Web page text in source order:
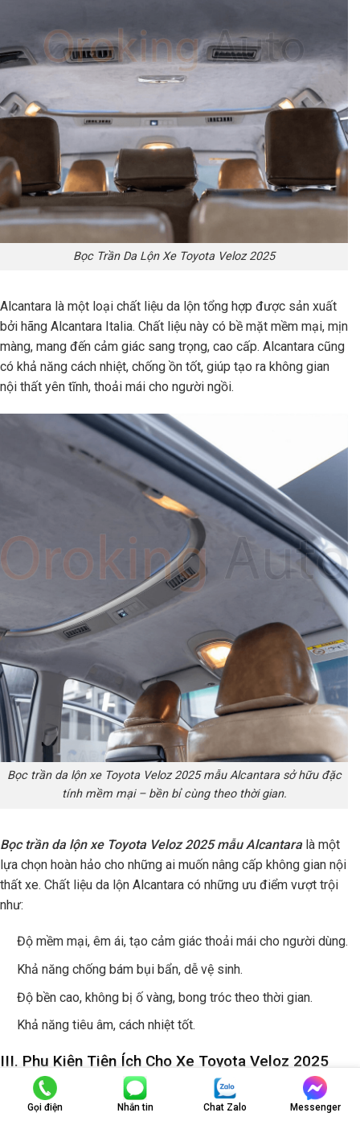
Bọc Trần Da Lộn Xe Toyota Veloz 2025
Alcantara là một loại chất liệu da lộn tổng hợp được sản xuất
bởi hãng Alcantara Italia. Chất liệu này có bề mặt mềm mại, mịn
màng, mang đến cảm giác sang trọng, cao cấp. Alcantara cũng
có khả năng cách nhiệt, chống ồn tốt, giúp tạo ra không gian
nội thất yên tĩnh, thoải mái cho người ngồi.
Bọc trần da lộn xe Toyota Veloz 2025 mẫu Alcantara sở hữu đặc
tính mềm mại – bền bỉ cùng theo thời gian.
Bọc trần da lộn xe Toyota Veloz 2025 mẫu Alcantaralà một
lựa chọn hoàn hảo cho những ai muốn nâng cấp không gian nội
thất xe. Chất liệu da lộn Alcantara có những ưu điểm vượt trội
như:
Độ mềm mại, êm ái, tạo cảm giác thoải mái cho người dùng.
Khả năng chống bám bụi bẩn, dễ vệ sinh.
Độ bền cao, không bị ố vàng, bong tróc theo thời gian.
Khả năng tiêu âm, cách nhiệt tốt.
III. Phụ Kiện Tiện Ích Cho Xe Toyota Veloz 2025
11. Giá Nóc Xe Toyota Veloz 2025
Với những người dùng ô tô thường xuyên để đi chuyển đường
Gọi điện Nhắn tin Chat Zalo Messenger